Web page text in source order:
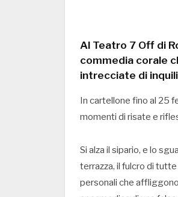
Al Teatro 7 Off di
commedia corale
intrecciate di
In cartellone fino al 25
momenti di risate e
Si alza il sipario, e lo
terrazza, il fulcro di
personali che